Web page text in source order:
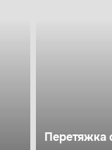
Перетяжка